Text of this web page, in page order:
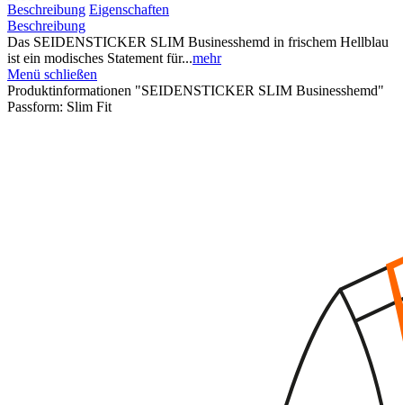
Beschreibung Eigenschaften
Beschreibung
Das SEIDENSTICKER SLIM Businesshemd in frischem Hellblau
ist ein modisches Statement für...mehr
Menü schließen
Produktinformationen "SEIDENSTICKER SLIM Businesshemd"
Passform: Slim Fit